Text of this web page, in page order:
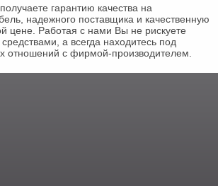
гарантию качества на
надежного поставщика и качественную
цене. Работая с нами Вы не рискуете
а всегда находитесь под
отношений с фирмой-производителем.